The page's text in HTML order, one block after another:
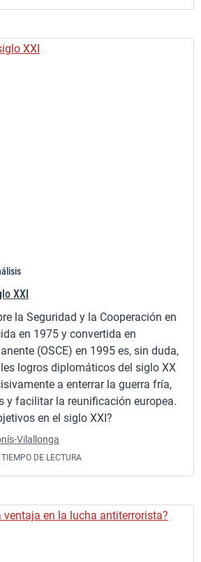
XXI
la Seguridad y la Cooperación en
en 1975 y convertida en
(OSCE) en 1995 es, sin duda,
logros diplomáticos del siglo XX
a enterrar la guerra fría,
y facilitar la reunificación europea.
en el siglo XXI?
Vilallonga
DE LECTURA